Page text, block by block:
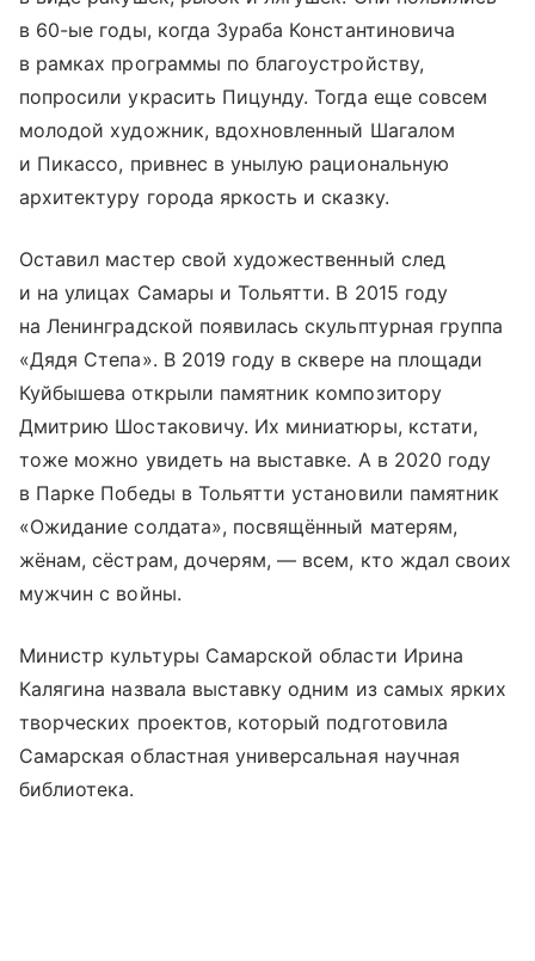
в 60-ые годы, когда Зураба Константиновича
в рамках программы по благоустройству,
попросили украсить Пицунду. Тогда еще совсем
молодой художник, вдохновленный Шагалом
и Пикассо, привнес в унылую рациональную
архитектуру города яркость и сказку.
Оставил мастер свой художественный след
и на улицах Самары и Тольятти. В 2015 году
на Ленинградской появилась скульптурная группа
«Дядя Степа». В 2019 году в сквере на площади
Куйбышева открыли памятник композитору
Дмитрию Шостаковичу. Их миниатюры, кстати,
тоже можно увидеть на выставке. А в 2020 году
в Парке Победы в Тольятти установили памятник
«Ожидание солдата», посвящённый матерям,
жёнам, сёстрам, дочерям, — всем, кто ждал своих
мужчин с войны.
Министр культуры Самарской области Ирина
Калягина назвала выставку одним из самых ярких
творческих проектов, который подготовила
Самарская областная универсальная научная
библиотека.